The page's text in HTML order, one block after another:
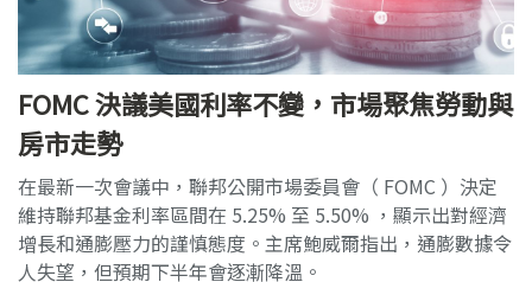
FOMC 決議美國利率不變，市場聚焦勞動與
房市走勢
在最新一次會議中，聯邦公開市場委員會（ FOMC ）決定
維持聯邦基金利率區間在 5.25% 至 5.50% ，顯示出對經濟
增長和通膨壓力的謹慎態度。主席鮑威爾指出，通膨數據令
人失望，但預期下半年會逐漸降溫。